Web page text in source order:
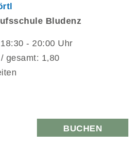
Bludenz
- 20:00 Uhr
gesamt: 1,80
BUCHEN